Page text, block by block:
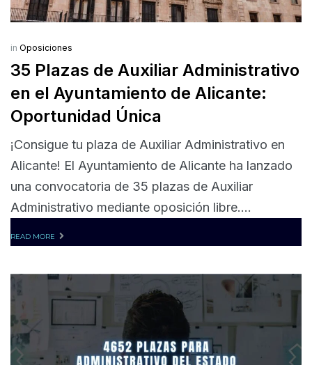
in Oposiciones
35 Plazas de Auxiliar Administrativo
en el Ayuntamiento de Alicante:
Oportunidad Única
¡Consigue tu plaza de Auxiliar Administrativo en
Alicante! El Ayuntamiento de Alicante ha lanzado
una convocatoria de 35 plazas de Auxiliar
Administrativo mediante oposición libre....
READ MORE